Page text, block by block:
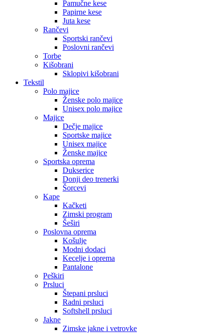
Pamučne kese
Papirne kese
Juta kese
Rančevi
Sportski rančevi
Poslovni rančevi
Torbe
Kišobrani
Sklopivi kišobrani
Tekstil
Polo majice
Ženske polo majice
Unisex polo majice
Majice
Dečje majice
Sportske majice
Unisex majice
Ženske majice
Sportska oprema
Dukserice
Donji deo trenerki
Šorcevi
Kape
Kačketi
Zimski program
Šeširi
Poslovna oprema
Košulje
Modni dodaci
Kecelje i oprema
Pantalone
Peškiri
Prsluci
Štepani prsluci
Radni prsluci
Softshell prsluci
Jakne
Zimske jakne i vetrovke